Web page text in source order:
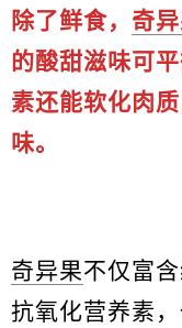
除了鲜食， 奇
的酸甜滋味可
素还能软化肉
味。
奇异果不仅富
抗氧化营养素